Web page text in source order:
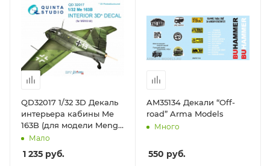
QD32017 1/32 3D Декаль
интерьера кабины Me
163B (для модели Meng)
Quinta Studio
Мало
1 235 руб.
AM35134 Декали “Off-
road” Arma Models
Много
550 руб.